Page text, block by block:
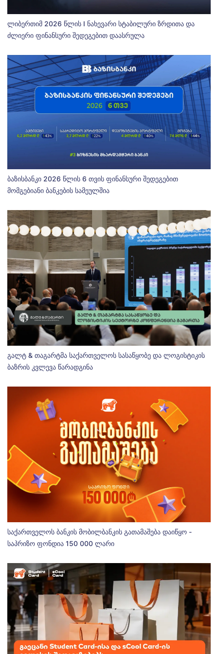
ლიბერთიმ 2026 წლის I ნახევარი სტაბილური ზრდითა და
ძლიერი ფინანსური შედეგებით დაასრულა
ბაზისბანკი 2026 წლის 6 თვის ფინანსური შედეგებით
მომგებიანი ბანკების სამეულშია
გალტ & თაგარტმა საქართველოს სასაწყობე და ლოგისტიკის
ბაზრის კვლევა წარადგინა
საქართველოს ბანკის მობილბანკის გათამაშება დაიწყო -
საპრიზო ფონდია 150 000 ლარი